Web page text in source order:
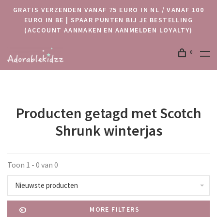
GRATIS VERZENDEN VANAF 75 EURO IN NL / VANAF 100
EURO IN BE | SPAAR PUNTEN BIJ JE BESTELLING
(ACCOUNT AANMAKEN EN AANMELDEN LOYALTY)
0
Producten getagd met Scotch
Shrunk winterjas
Toon 1 - 0 van 0
Nieuwste producten
MORE FILTERS